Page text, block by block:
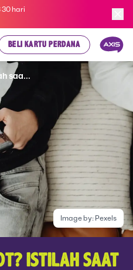
30 hari
BELI KARTU PERDANA
saa...
Image by: Pexels
ISTILAH SAAT